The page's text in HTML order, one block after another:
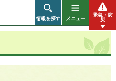
情報を探す メニュー
緊急・防
災